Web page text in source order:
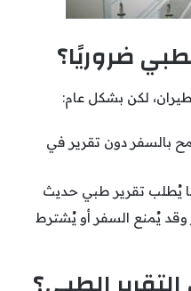
ضروريًا؟
لكن بشكل عام:
بالسفر دون تقرير في
يُطلب تقرير طبي حديث
وقد يُمنع السفر أو يُشترط